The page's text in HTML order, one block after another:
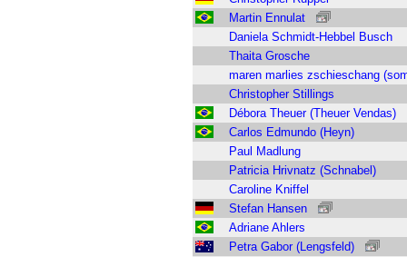
Martin Ennulat
Daniela Schmidt-Hebbel Busch
Thaita Grosche
maren marlies zschieschang
Christopher Stillings
Débora Theuer (Theuer Vendas)
Carlos Edmundo (Heyn)
Paul Madlung
Patricia Hrivnatz (Schnabel)
Caroline Kniffel
Stefan Hansen
Adriane Ahlers
Petra Gabor (Lengsfeld)